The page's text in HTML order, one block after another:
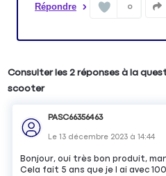
Répondre 0
Consulter les 2 réponses à la
scooter
PASC66356463
Le13 décembre 2023 à14:44
Bonjour, oui très bon produit,
Cela fait 5 ans que je l ai avec